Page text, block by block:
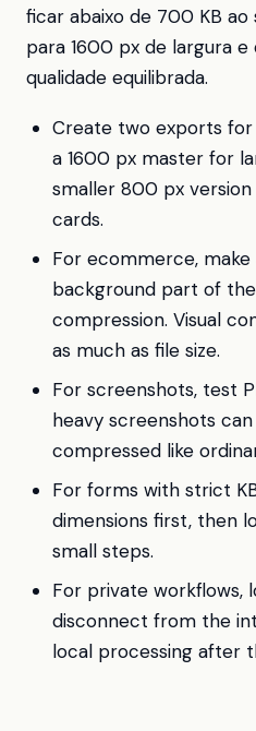
ficar abaixo de 700 KB
para 1600 px de largura
qualidade equilibrada.
Create two exports
a 1600 px master for
smaller 800 px
cards.
For ecommerce,
background part of
compression. Visual
as much as file size.
For screenshots, test
heavy screenshots
compressed like
For forms with strict
dimensions first, then
small steps.
For private workflows,
disconnect from the
local processing after